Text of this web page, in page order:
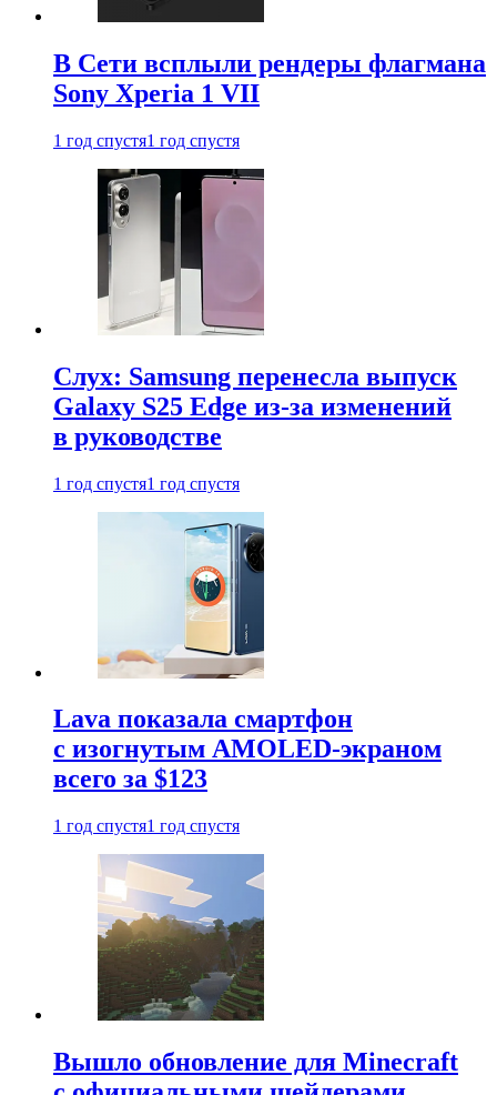
В Сети всплыли рендеры флагмана
Sony Xperia 1 VII
1 год спустя1 год спустя
Слух: Samsung перенесла выпуск
Galaxy S25 Edge из-за изменений
в руководстве
1 год спустя1 год спустя
Lava показала смартфон
с изогнутым AMOLED-экраном
всего за $123
1 год спустя1 год спустя
Вышло обновление для Minecraft